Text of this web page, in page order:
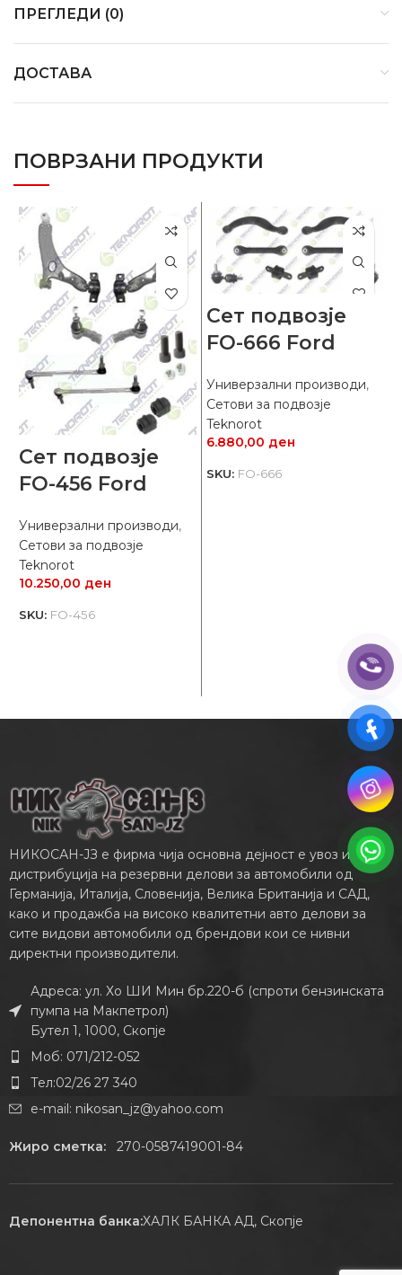
ПРЕГЛЕДИ (0)
ДОСТАВА
ПОВРЗАНИ ПРОДУКТИ
Сет подвозје
FO-456 Ford
Универзални производи,
Сетови за подвозје
Teknorot
10.250,00 ден
SKU: FO-456
Сет подвозје
FO-666 Ford
Универзални производи,
Сетови за подвозје
Teknorot
6.880,00 ден
SKU: FO-666
НИКОСАН-ЈЗ е фирма чија основна дејност е увоз и
дистрибуција на резервни делови за автомобили од
Германија, Италија, Словенија, Велика Британија и САД,
како и продажба на високо квалитетни авто делови за
сите видови автомобили од брендови кои се нивни
директни производители.
Адреса: ул. Хо ШИ Мин бр.220-б (спроти бензинската
пумпа на Макпетрол)
Бутел 1, 1000, Скопје
Моб: 071/212-052
Тел:02/26 27 340
e-mail: nikosan_jz@yahoo.com
Жиро сметка:270-0587419001-84
Депонентна банка:ХАЛК БАНКА АД, Скопје